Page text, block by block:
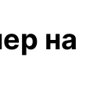
на